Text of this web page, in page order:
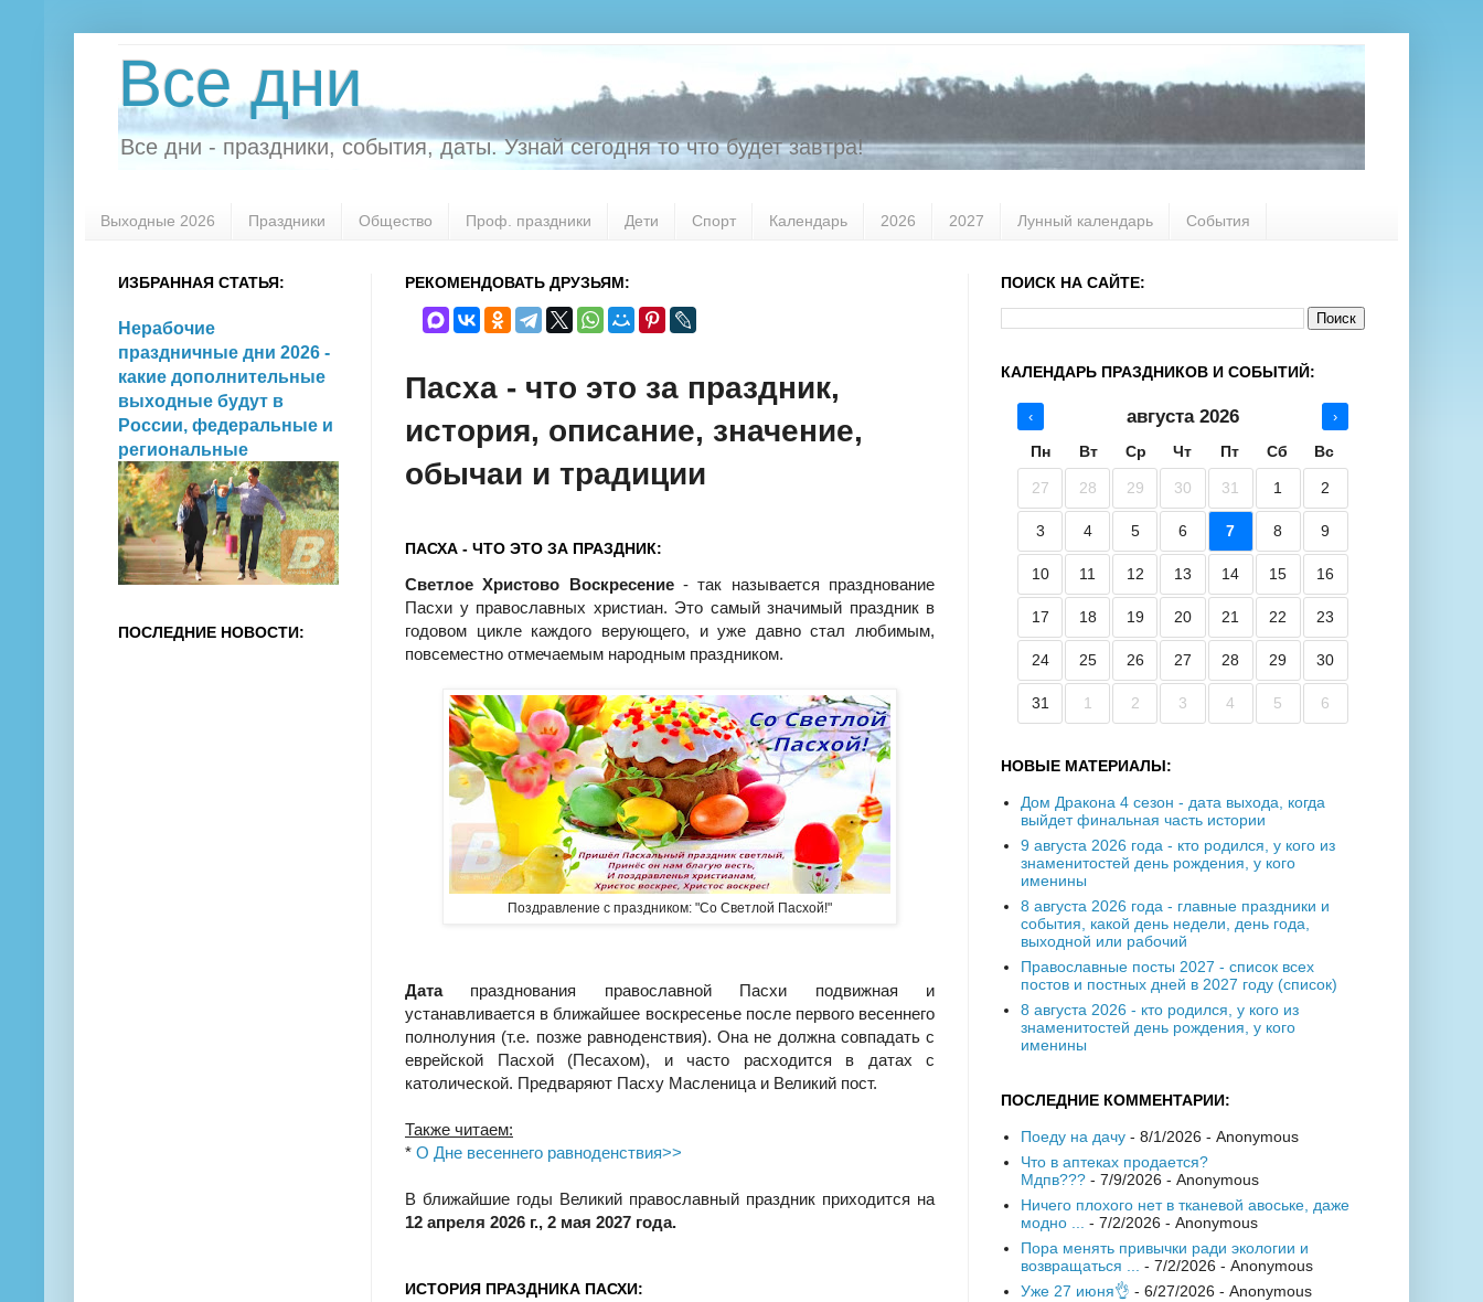
Все дни
Все дни - праздники, события, даты. Узнай сегодня то что будет завтра!
Выходные 2026 Праздники Общество Проф. праздники Дети Спорт Календарь 2026 2027 Лунный календарь События
РЕКОМЕНДОВАТЬ ДРУЗЬЯМ:
Пасха - что это за праздник,
история, описание, значение,
обычаи и традиции
ПАСХА - ЧТО ЭТО ЗА ПРАЗДНИК:
Светлое Христово Воскресение- так называется празднование
Пасхи у православных христиан. Это самый значимый праздник в
годовом цикле каждого верующего, и уже давно стал любимым,
повсеместно отмечаемым народным праздником.
Поздравление с праздником: "Со Светлой Пасхой!"
Датапразднования православной Пасхи подвижная и
устанавливается в ближайшее воскресенье после первого весеннего
полнолуния (т.е. позже равноденствия). Она не должна совпадать с
еврейской Пасхой (Песахом), и часто расходится в датах с
католической. Предваряют Пасху Масленица и Великий пост.
Также читаем:
* О Дне весеннего равноденствия>>
В ближайшие годы Великий православный праздник приходится на
12 апреля 2026 г., 2 мая 2027 года.
ИСТОРИЯ ПРАЗДНИКА ПАСХИ:
ИЗБРАННАЯ СТАТЬЯ:
Нерабочие
праздничные дни 2026 -
какие дополнительные
выходные будут в
России, федеральные и
региональные
ПОСЛЕДНИЕ НОВОСТИ:
ПОИСК НА САЙТЕ:
КАЛЕНДАРЬ ПРАЗДНИКОВ И СОБЫТИЙ:
‹ августа 2026 ›
Пн Вт Ср Чт Пт Сб Вс
27 28 29 30 31 1 2
3 4 5 6 7 8 9
10 11 12 13 14 15 16
17 18 19 20 21 22 23
24 25 26 27 28 29 30
31 1 2 3 4 5 6
НОВЫЕ МАТЕРИАЛЫ:
Дом Дракона 4 сезон - дата выхода, когда
выйдет финальная часть истории
9 августа 2026 года - кто родился, у кого из
знаменитостей день рождения, у кого
именины
8 августа 2026 года - главные праздники и
события, какой день недели, день года,
выходной или рабочий
Православные посты 2027 - список всех
постов и постных дней в 2027 году (список)
8 августа 2026 - кто родился, у кого из
знаменитостей день рождения, у кого
именины
ПОСЛЕДНИЕ КОММЕНТАРИИ:
Поеду на дачу- 8/1/2026 - Anonymous
Что в аптеках продается?
Мдпв???- 7/9/2026 - Anonymous
Ничего плохого нет в тканевой авоське, даже
модно ... - 7/2/2026 - Anonymous
Пора менять привычки ради экологии и
возвращаться ... - 7/2/2026 - Anonymous
Уже 27 июня👌 - 6/27/2026 - Anonymous